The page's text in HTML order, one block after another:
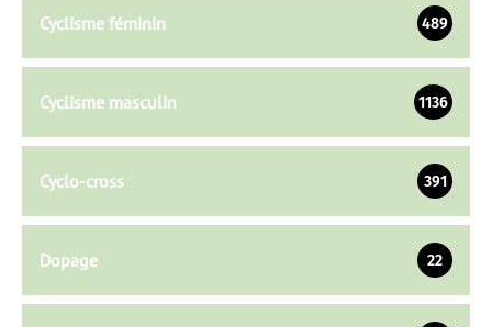
Cyclisme féminin 489
Cyclisme masculin 1136
Cyclo-cross 391
Dopage 22